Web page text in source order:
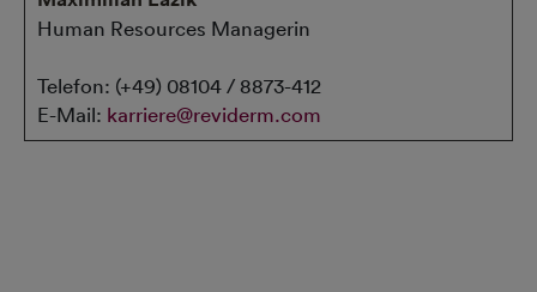
Human Resources Managerin
Telefon: (+49) 08104 / 8873-412
E-Mail: karriere@reviderm.com